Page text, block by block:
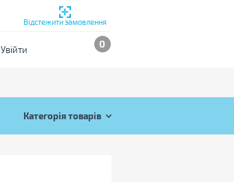
Відстежити замовлення
Увійти 0
Категорія товарів